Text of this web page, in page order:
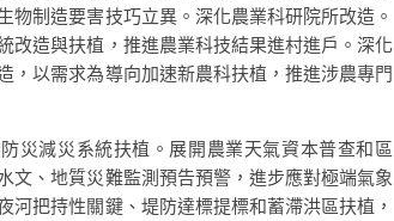
物制造要害技巧立異。深化農業科研院所改造。
改造與扶植，推進農業科技結果進村進戶。深化
，以需求為導向加速新農科扶植，推進涉農專門
防災減災系統扶植。展開農業天氣資本普查和區
文、地質災難監測預告預警，進步應對極端氣象
河把持性關鍵、堤防達標提標和蓄滯洪區扶植，